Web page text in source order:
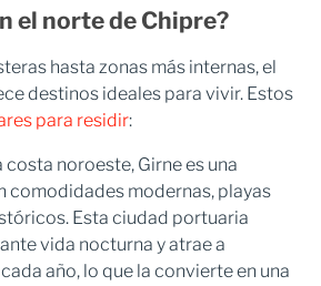
el norte de Chipre?
hasta zonas más internas, el
destinos ideales para vivir. Estos
para residir:
costa noroeste, Girne es una
comodidades modernas, playas
Esta ciudad portuaria
vida nocturna y atrae a
año, lo que la convierte en una